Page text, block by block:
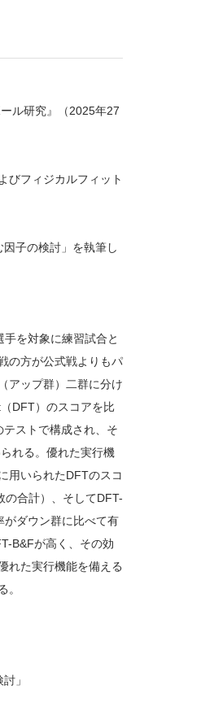
ル研究』（2025年27
びフィジカルフィット
子の検討」を執筆し
を対象に練習試合と
の方が公式戦よりもパ
アップ群）二群に分け
DFT）のスコアを比
ストで構成され、そ
れる。優れた実行機
用いられたDFTのスコ
の合計）、そしてDFT-
がダウン群に比べて有
B&Fが高く、その効
れた実行機能を備える
。
」